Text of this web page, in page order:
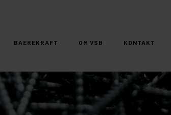
BAEREKRAFT OM VSB KONTAKT